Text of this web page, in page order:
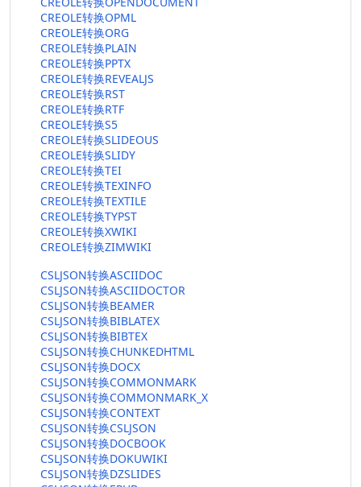
CREOLE转换OPML
CREOLE转换ORG
CREOLE转换PLAIN
CREOLE转换PPTX
CREOLE转换REVEALJS
CREOLE转换RST
CREOLE转换RTF
CREOLE转换S5
CREOLE转换SLIDEOUS
CREOLE转换SLIDY
CREOLE转换TEI
CREOLE转换TEXINFO
CREOLE转换TEXTILE
CREOLE转换TYPST
CREOLE转换XWIKI
CREOLE转换ZIMWIKI
CSLJSON转换ASCIIDOC
CSLJSON转换ASCIIDOCTOR
CSLJSON转换BEAMER
CSLJSON转换BIBLATEX
CSLJSON转换BIBTEX
CSLJSON转换CHUNKEDHTML
CSLJSON转换DOCX
CSLJSON转换COMMONMARK
CSLJSON转换COMMONMARK_X
CSLJSON转换CONTEXT
CSLJSON转换CSLJSON
CSLJSON转换DOCBOOK
CSLJSON转换DOKUWIKI
CSLJSON转换DZSLIDES